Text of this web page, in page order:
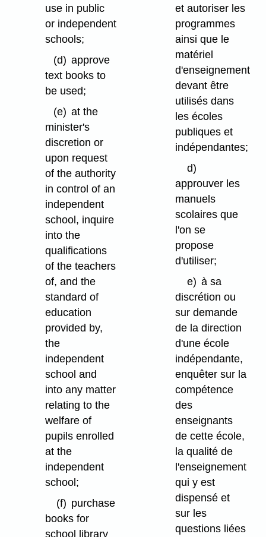
use in public
or independent
schools;
(d) approve
text books to
be used;
(e) at the
minister's
discretion or
upon request
of the authority
in control of an
independent
school, inquire
into the
qualifications
of the teachers
of, and the
standard of
education
provided by,
the
independent
school and
into any matter
relating to the
welfare of
pupils enrolled
at the
independent
school;
(f) purchase
books for
school library
et autoriser les
programmes
ainsi que le
matériel
d'enseignement
devant être
utilisés dans
les écoles
publiques et
indépendantes;
d)
approuver les
manuels
scolaires que
l'on se
propose
d'utiliser;
e) à sa
discrétion ou
sur demande
de la direction
d'une école
indépendante,
enquêter sur la
compétence
des
enseignants
de cette école,
la qualité de
l'enseignement
qui y est
dispensé et
sur les
questions liées